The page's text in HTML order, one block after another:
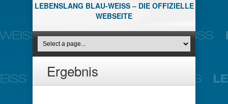
LEBENSLANG BLAU-WEISS – DIE OFFIZIELLE
WEBSEITE
Ergebnis